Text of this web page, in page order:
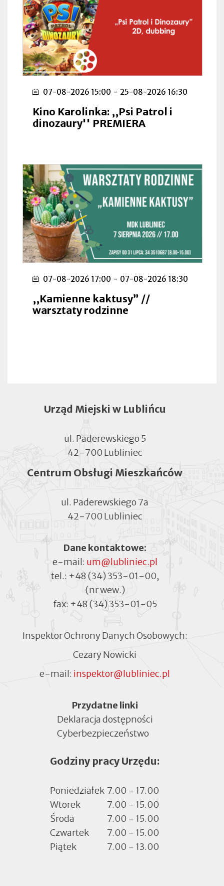
07-08-2026 15:00 - 25-08-2026 16:30
Kino Karolinka: ,,Psi Patrol i
dinozaury'' PREMIERA
07-08-2026 17:00 - 07-08-2026 18:30
,,Kamienne kaktusy” //
warsztaty rodzinne
Urząd Miejski w Lublińcu
ul. Paderewskiego 5
42-700 Lubliniec
Centrum Obsługi Mieszkańców
ul. Paderewskiego 7a
42-700 Lubliniec
Dane kontaktowe:
e-mail: um@lubliniec.pl
tel.: +48 (34) 353-01-00,
(nr wew.)
fax: +48 (34) 353-01-05
Inspektor Ochrony Danych Osobowych:
Cezary Nowicki
e-mail: inspektor@lubliniec.pl
MenuPrzydatne linki
Deklaracja dostępności
Cyberbezpieczeństwo
w
zakładce
Godziny pracy Urzędu:
Poniedziałek 7.00 - 17.00
Wtorek
7.00 - 15.00
Środa
7.00 - 15.00
Czwartek
7.00 - 15.00
Piątek
7.00 - 13.00